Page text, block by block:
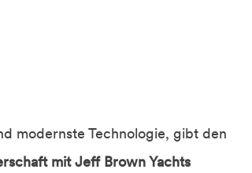
modernste Technologie, gibt den
mit Jeff Brown Yachts